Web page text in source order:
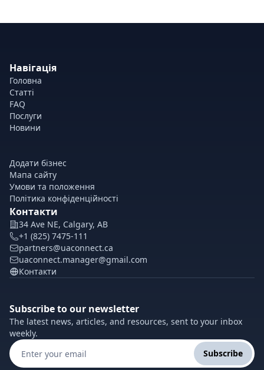
Навігація
Головна
Статті
FAQ
Послуги
Новини
Додати бізнес
Мапа сайту
Умови та положення
Політика конфіденційності
Контакти
34 Ave NE, Calgary, AB
+1 (825) 7475-111
partners@uaconnect.ca
uaconnect.manager@gmail.com
Контакти
Subscribe to our newsletter
The latest news, articles, and resources, sent to your inbox
weekly.
Subscribe